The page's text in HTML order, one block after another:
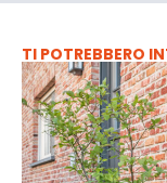
TI POTREBBERO